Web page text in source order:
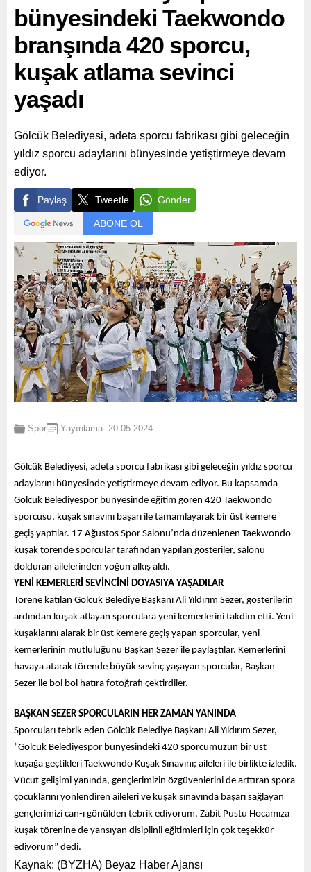
bünyesindeki Taekwondo
branşında 420 sporcu,
kuşak atlama sevinci
yaşadı
Gölcük Belediyesi, adeta sporcu fabrikası gibi geleceğin
yıldız sporcu adaylarını bünyesinde yetiştirmeye devam
ediyor.
Paylaş Tweetle Gönder
ABONE OL
Spor Yayınlama: 20.05.2024
Gölcük Belediyesi, adeta sporcu fabrikası gibi geleceğin yıldız sporcu
adaylarını bünyesinde yetiştirmeye devam ediyor. Bu kapsamda
Gölcük Belediyespor bünyesinde eğitim gören 420 Taekwondo
sporcusu, kuşak sınavını başarı ile tamamlayarak bir üst kemere
geçiş yaptılar. 17 Ağustos Spor Salonu’nda düzenlenen Taekwondo
kuşak törende sporcular tarafından yapılan gösteriler, salonu
dolduran ailelerinden yoğun alkış aldı.
YENİ KEMERLERİ SEVİNCİNİ DOYASIYA YAŞADILAR
Törene katılan Gölcük Belediye Başkanı Ali Yıldırım Sezer, gösterilerin
ardından kuşak atlayan sporculara yeni kemerlerini takdim etti. Yeni
kuşaklarını alarak bir üst kemere geçiş yapan sporcular, yeni
kemerlerinin mutluluğunu Başkan Sezer ile paylaştılar. Kemerlerini
havaya atarak törende büyük sevinç yaşayan sporcular, Başkan
Sezer ile bol bol hatıra fotoğrafı çektirdiler.
BAŞKAN SEZER SPORCULARIN HER ZAMAN YANINDA
Sporcuları tebrik eden Gölcük Belediye Başkanı Ali Yıldırım Sezer,
“Gölcük Belediyespor bünyesindeki 420 sporcumuzun bir üst
kuşağa geçtikleri Taekwondo Kuşak Sınavını; aileleri ile birlikte izledik.
Vücut gelişimi yanında, gençlerimizin özgüvenlerini de arttıran spora
çocuklarını yönlendiren aileleri ve kuşak sınavında başarı sağlayan
gençlerimizi can-ı gönülden tebrik ediyorum. Zabit Pustu Hocamıza
kuşak törenine de yansıyan disiplinli eğitimleri için çok teşekkür
ediyorum” dedi.
Kaynak: (BYZHA) Beyaz Haber Ajansı